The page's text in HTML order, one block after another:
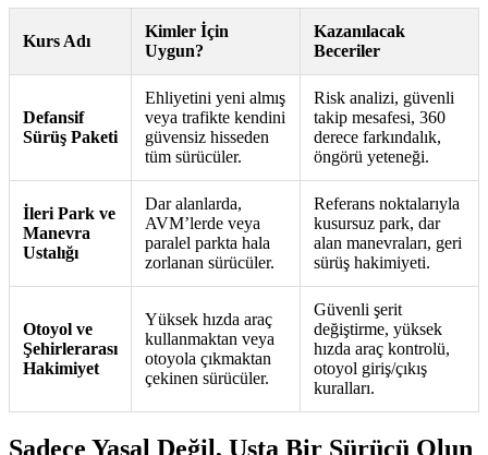
Kurs Adı
Kimler İçin
Uygun?
Kazanılacak
Beceriler
Defansif
Sürüş Paketi
Ehliyetini yeni almış
veya trafikte kendini
güvensiz hisseden
tüm sürücüler.
Risk analizi, güvenli
takip mesafesi, 360
derece farkındalık,
öngörü yeteneği.
İleri Park ve
Manevra
Ustalığı
Dar alanlarda,
AVM’lerde veya
paralel parkta hala
zorlanan sürücüler.
Referans noktalarıyla
kusursuz park, dar
alan manevraları, geri
sürüş hakimiyeti.
Otoyol ve
Şehirlerarası
Hakimiyet
Yüksek hızda araç
kullanmaktan veya
otoyola çıkmaktan
çekinen sürücüler.
Güvenli şerit
değiştirme, yüksek
hızda araç kontrolü,
otoyol giriş/çıkış
kuralları.
Sadece Yasal Değil, Usta Bir Sürücü Olun